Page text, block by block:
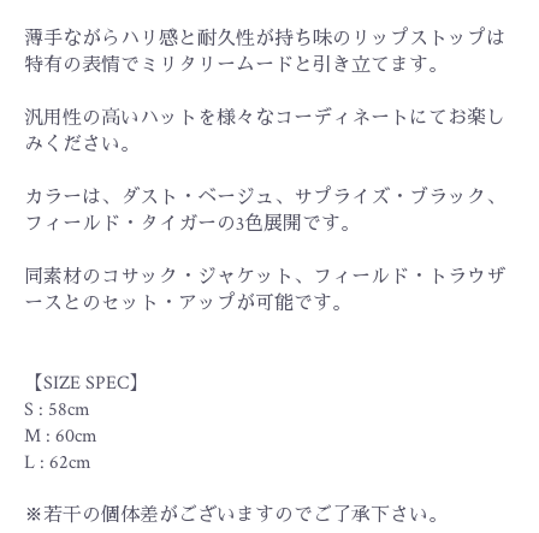
お買い物を続ける カートへ進む
薄手ながらハリ感と耐久性が持ち味のリップストップは
特有の表情でミリタリームードと引き立てます。
汎用性の高いハットを様々なコーディネートにてお楽し
みください。
カラーは、ダスト・ベージュ、サプライズ・ブラック、
フィールド・タイガーの3色展開です。
同素材のコサック・ジャケット、フィールド・トラウザ
ースとのセット・アップが可能です。
【SIZE SPEC】
S : 58cm
M : 60cm
L : 62cm
※若干の個体差がございますのでご了承下さい。